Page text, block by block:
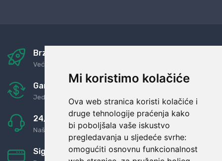
Mi koristimo kolačiće
Ova web stranica koristi kolačiće i
druge tehnologije praćenja kako
bi poboljšala vaše iskustvo
pregledavanja u sljedeće svrhe:
omogućiti osnovnu funkcionalnost
Brza i sigurna dostava
Već za nekoliko dana kod vas
Garancija u povrat novaca
Jednostavno pravilo: Roba za novac
24/7 odlična podrška
Naši agenti uvijek na raspolaganju
Sigurno obročno plaćanje